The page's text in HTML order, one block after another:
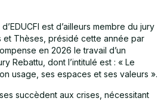
est d’ailleurs membre du jury
et Thèses, présidé cette année par
en 2026 le travail d’un
Rebattu, dont l’intitulé est : « Le
usage, ses espaces et ses valeurs ».
succèdent aux crises, nécessitant